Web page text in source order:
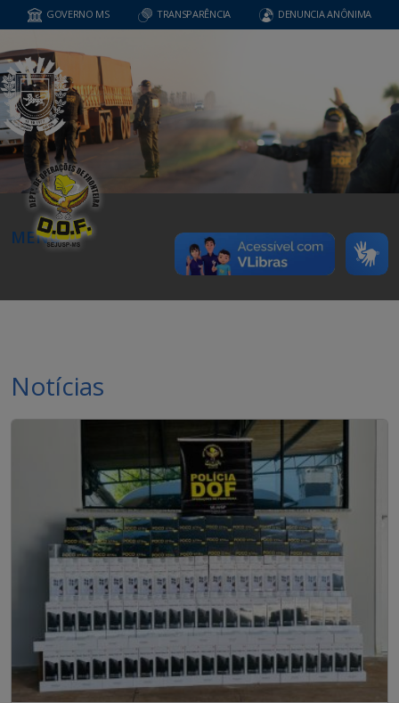
GOVERNO MS TRANSPARÊNCIA DENUNCIA ANÔNIMA
MENU
Notícias